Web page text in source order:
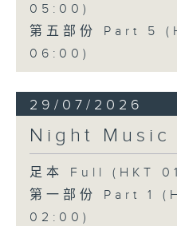
05:00)
第五部份 Part 5
06:00)
29/07/2026
Night Music
足本 Full (HKT
第一部份 Part 1
02:00)